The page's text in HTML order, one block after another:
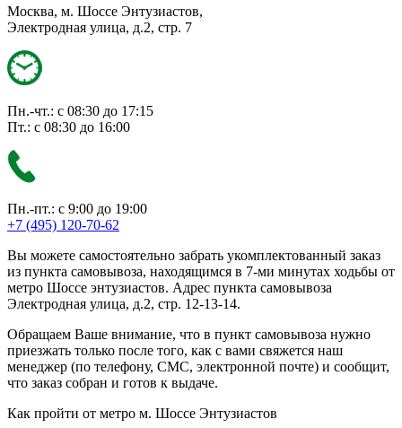
Москва, м. Шоссе Энтузиастов,
Электродная улица, д.2, стр. 7
Пн.-чт.: с 08:30 до 17:15
Пт.: с 08:30 до 16:00
Пн.-пт.: с 9:00 до 19:00
+7 (495) 120-70-62
Вы можете самостоятельно забрать укомплектованный заказ
из пункта самовывоза, находящимся в 7-ми минутах ходьбы от
метро Шоссе энтузиастов. Адрес пункта самовывоза
Электродная улица, д.2, стр. 12-13-14.
Обращаем Ваше внимание, что в пункт самовывоза нужно
приезжать только после того, как с вами свяжется наш
менеджер (по телефону, СМС, электронной почте) и сообщит,
что заказ собран и готов к выдаче.
Как пройти от метро м. Шоссе Энтузиастов